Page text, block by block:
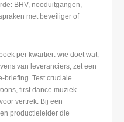
BHV, nooduitgangen,
met beveiliger of
per kwartier: wie doet wat,
van leveranciers, zet een
briefing. Test cruciale
first dance muziek.
vertrek. Bij een
productieleider die